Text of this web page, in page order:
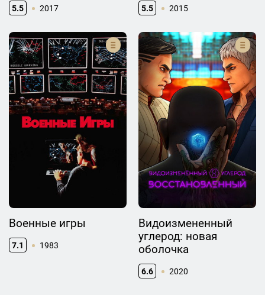
5.5 2017 5.5 2015
Военные игры
7.1 1983
Видоизмененный
углерод: новая
оболочка
6.6 2020